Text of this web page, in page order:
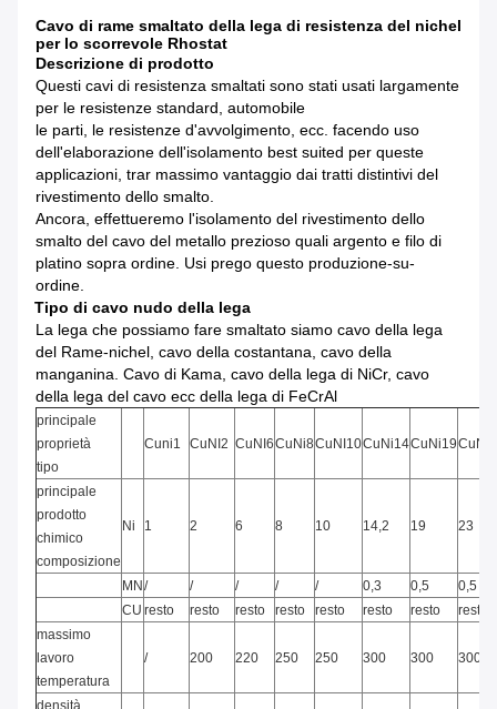
Cavo di rame smaltato della lega di resistenza del nichel
per lo scorrevole Rhostat
Descrizione di prodotto
Questi cavi di resistenza smaltati sono stati usati largamente
per le resistenze standard, automobile
le parti, le resistenze d'avvolgimento, ecc. facendo uso
dell'elaborazione dell'isolamento best suited per queste
applicazioni, trar massimo vantaggio dai tratti distintivi del
rivestimento dello smalto.
Ancora, effettueremo l'isolamento del rivestimento dello
smalto del cavo del metallo prezioso quali argento e filo di
platino sopra ordine. Usi prego questo produzione-su-
ordine.
Tipo di cavo nudo della lega
La lega che possiamo fare smaltato siamo cavo della lega
del Rame-nichel, cavo della costantana, cavo della
manganina. Cavo di Kama, cavo della lega di NiCr, cavo
della lega del cavo ecc della lega di FeCrAl
principale
proprietà
tipo
Cuni1 CuNI2 CuNI6CuNi8CuNI10CuNi14CuNi19
principale
prodotto
chimico
composizione
Ni 1 2 6 8 10 14,2 19 23
MN / / / / / 0,3 0,5
0,5
CU resto resto resto resto resto resto resto
resto
massimo
lavoro
temperatura
/ 200 220 250 250 300 300 300